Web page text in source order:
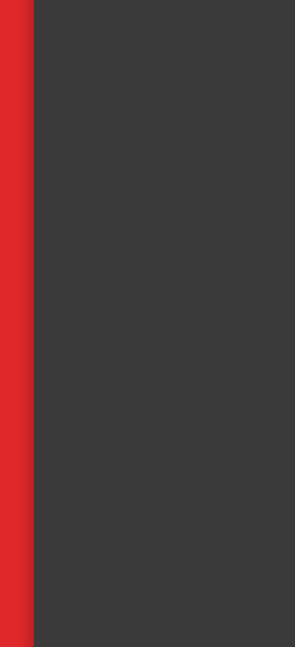
كردفان كخط إمداد
الخرطوم وإقليم
عليه عاملاً حاسماً
النزاع.